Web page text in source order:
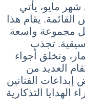
مايو، يأتي
يقام هذا
مجموعة واسعة
تجذب
وتخلق أجواء
العديد من
إبداعات الفنانين
الهدايا التذكارية